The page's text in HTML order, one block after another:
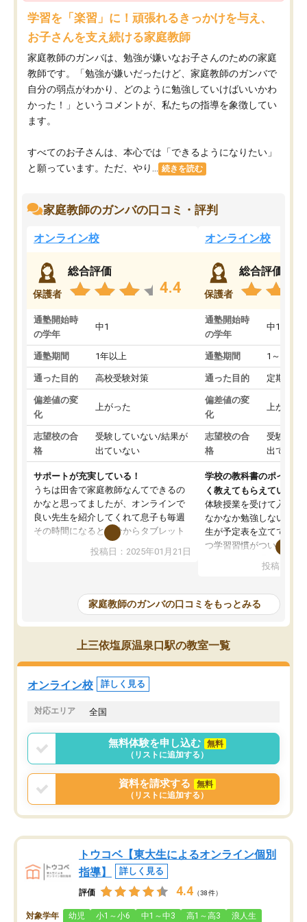
学習を「楽習」に！頑張れるきっかけを与え、
お子さんを支え続ける家庭教師
家庭教師のガンバは、勉強が嫌いなお子さんのための家庭
教師です。「勉強が嫌いだったけど、家庭教師のガンバで
自分の弱点がわかり、どのように勉強していけばいいかわ
かった！」というコメントが、私たちの指導を象徴してい
ます。
すべてのお子さんは、本心では「できるようになりたい」
と願っています。ただ、やり...
続きを読む
家庭教師のガンバの口コミ・評判
オンライン校
保護者
総合評価
4.4
通塾開始時
の学年
中1
通塾期間 1年以上
通った目的 高校受験対策
偏差値の変
化
上がった
志望校の合
格
受験していない/結果が
出ていない
サポートが充実している！
うちは田舎で家庭教師なんてできるの
かなと思ってましたが、オンラインで
良い先生を紹介してくれて息子も毎週
その時間になると自分からタブレット
を開いてzoomを繋げるようになりまし
た！5科目なんでもOKなのもとても気
めて1年ほどだった今では平均点以上の
科目が増えてきました！あと1年受験ま
であるので無料の週末教室を使用しな
がら頑張って欲しいと思います！
投稿日：2025年01月21日
オンライン校
保護者
総合評価
通塾開始時
の学年
中1
通塾期間 1～3ヵ月
通った目的 定期テス
偏差値の変
化
上がった
志望校の合
格
受験して
出ていな
学校の教科書のポイント
く教えてもらえている
体験授業を受けて入塾し
なかなか勉強しない息子
生が予定表を立ててくれ
つ学習習慣がついてきま
指導が無い日も予定表
問できるのでとても助か
投稿日：
家庭教師のガンバの口コミをもっとみる
上三依塩原温泉口駅の教室一覧
オンライン校 詳しく見る
対応エリア 全国
無料体験を申し込む
無料
（リストに追加する）
資料を請求する
無料
（リストに追加する）
トウコベ【東大生によるオンライン個別
指導】
詳しく見る
評価 4.4 （38件）
対象学年 幼児 小1～小6 中1～中3 高1～高3 浪人生